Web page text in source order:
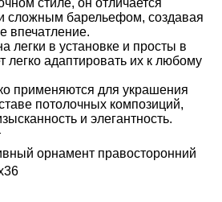
сложным барельефом, создавая
впечатление.
легки в установке и просты в
легко адаптировать их к любому
применяются для украшения
потолочных композиций,
и элегантность.
орнамент правосторонний